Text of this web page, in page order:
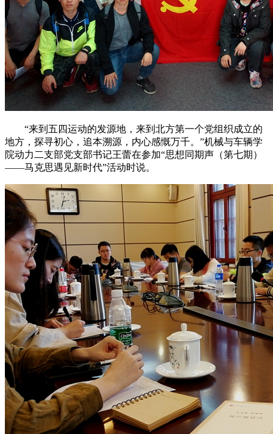
“来到五四运动的发源地，来到北方第一个党组织成立的
地方，探寻初心，追本溯源，内心感慨万千。”机械与车辆学
院动力二支部党支部书记王蕾在参加“思想同期声（第七期）
——马克思遇见新时代”活动时说。